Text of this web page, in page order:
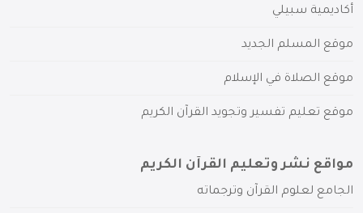
أكاديمية سبيلي
موقع المسلم الجديد
موقع الصلاة في الإسلام
موقع تعليم تفسير وتجويد القرآن الكريم
مواقع نشر وتعليم القرآن الكريم
الجامع لعلوم القرآن وترجماته